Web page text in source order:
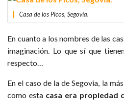
Casa de los Picos, Segovia.
En cuanto a los nombres de las
imaginación. Lo que sí que
respecto…
En el caso de la de Segovia, la
como esta casa era propiedad